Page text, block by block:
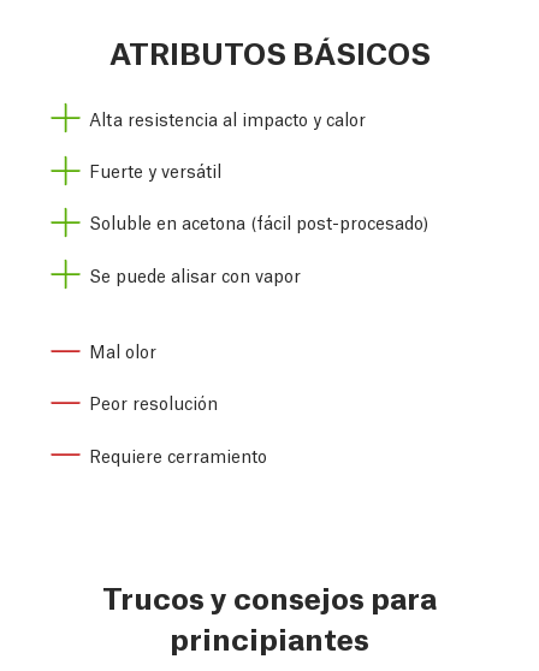
ATRIBUTOS BÁSICOS
Alta resistencia al impacto y calor
Fuerte y versátil
Soluble en acetona (fácil post-procesado)
Se puede alisar con vapor
Mal olor
Peor resolución
Requiere cerramiento
Trucos y consejos para
principiantes